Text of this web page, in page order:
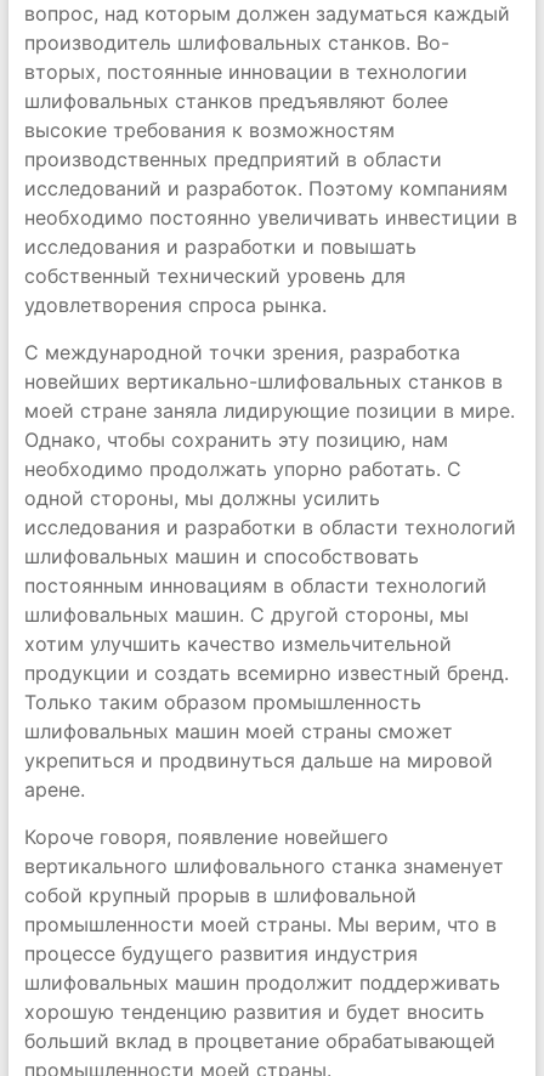
вопрос, над которым должен задуматься каждый
производитель шлифовальных станков. Во-
вторых, постоянные инновации в технологии
шлифовальных станков предъявляют более
высокие требования к возможностям
производственных предприятий в области
исследований и разработок. Поэтому компаниям
необходимо постоянно увеличивать инвестиции в
исследования и разработки и повышать
собственный технический уровень для
удовлетворения спроса рынка.
С международной точки зрения, разработка
новейших вертикально-шлифовальных станков в
моей стране заняла лидирующие позиции в мире.
Однако, чтобы сохранить эту позицию, нам
необходимо продолжать упорно работать. С
одной стороны, мы должны усилить
исследования и разработки в области технологий
шлифовальных машин и способствовать
постоянным инновациям в области технологий
шлифовальных машин. С другой стороны, мы
хотим улучшить качество измельчительной
продукции и создать всемирно известный бренд.
Только таким образом промышленность
шлифовальных машин моей страны сможет
укрепиться и продвинуться дальше на мировой
арене.
Короче говоря, появление новейшего
вертикального шлифовального станка знаменует
собой крупный прорыв в шлифовальной
промышленности моей страны. Мы верим, что в
процессе будущего развития индустрия
шлифовальных машин продолжит поддерживать
хорошую тенденцию развития и будет вносить
больший вклад в процветание обрабатывающей
промышленности моей страны.